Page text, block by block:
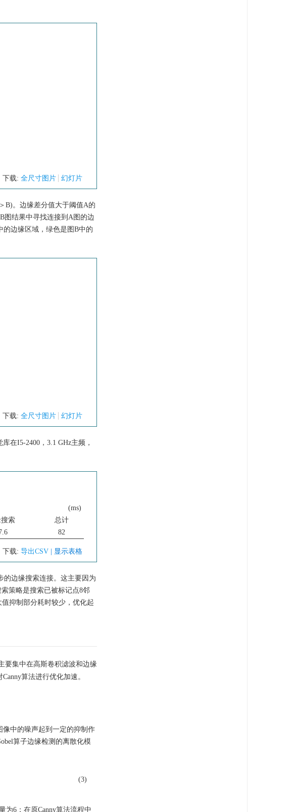
下载: 全尺寸图片 幻灯片
B)。边缘差分值大于阈值A的
图结果中寻找连接到A图的边
边缘区域，绿色是图B中的
下载: 全尺寸图片 幻灯片
在I5-2400，3.1 GHz主频，
(ms)
索
总计
82
下载: 导出CSV | 显示表格
的边缘搜索连接。这主要因为
策略是搜索已被标记点8邻
抑制部分耗时较少，优化起
要集中在高斯卷积滤波和边缘
算法进行优化加速。
中的噪声起到一定的抑制作
算子边缘检测的离散化模
(3)
为6；在原Canny算法流程中